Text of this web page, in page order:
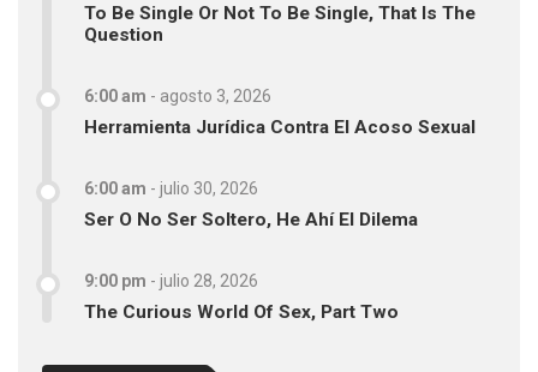
To Be Single Or Not To Be Single, That Is The
Question
6:00 am - agosto 3, 2026
Herramienta Jurídica Contra El Acoso Sexual
6:00 am - julio 30, 2026
Ser O No Ser Soltero, He Ahí El Dilema
9:00 pm - julio 28, 2026
The Curious World Of Sex, Part Two